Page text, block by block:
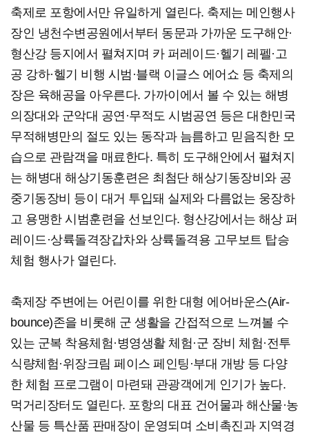
축제로 포항에서만 유일하게 열린다. 축제는 메인행사
장인 냉천수변공원에서부터 동문과 가까운 도구해안·
형산강 등지에서 펼쳐지며 카 퍼레이드·헬기 레펠·고
공 강하·헬기 비행 시범·블랙 이글스 에어쇼 등 축제의
장은 육해공을 아우른다. 가까이에서 볼 수 있는 해병
의장대와 군악대 공연·무적도 시범공연 등은 대한민국
무적해병만의 절도 있는 동작과 늠름하고 믿음직한 모
습으로 관람객을 매료한다. 특히 도구해안에서 펼쳐지
는 해병대 해상기동훈련은 최첨단 해상기동장비와 공
중기동장비 등이 대거 투입돼 실제와 다름없는 웅장하
고 용맹한 시범훈련을 선보인다. 형산강에서는 해상 퍼
레이드·상륙돌격장갑차와 상륙돌격용 고무보트 탑승
체험 행사가 열린다.
축제장 주변에는 어린이를 위한 대형 에어바운스(Air-
bounce)존을 비롯해 군 생활을 간접적으로 느껴볼 수
있는 군복 착용체험·병영생활 체험·군 장비 체험·전투
식량체험·위장크림 페이스 페인팅·부대 개방 등 다양
한 체험 프로그램이 마련돼 관광객에게 인기가 높다.
먹거리장터도 열린다. 포항의 대표 건어물과 해산물·농
산물 등 특산품 판매장이 운영되며 소비촉진과 지역경